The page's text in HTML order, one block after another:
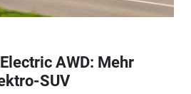
AWD: Mehr
SUV